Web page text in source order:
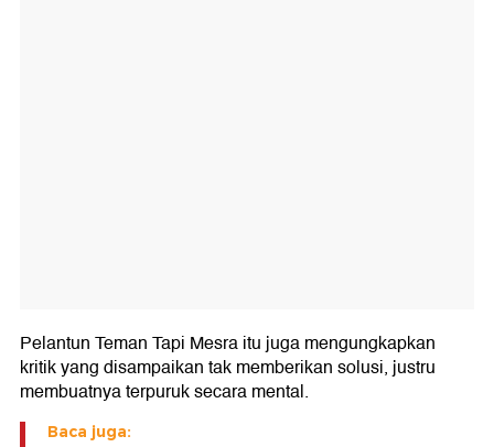
Pelantun Teman Tapi Mesra itu juga mengungkapkan
kritik yang disampaikan tak memberikan solusi, justru
membuatnya terpuruk secara mental.
Baca juga: